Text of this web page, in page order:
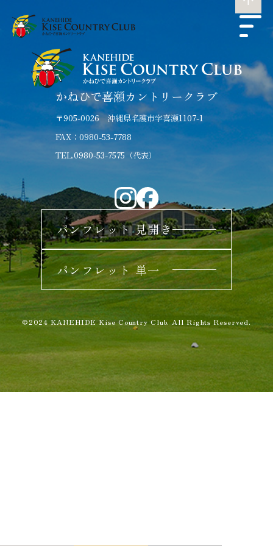
かねひで喜瀬カントリークラブ
〒905-0026 沖縄県名護市字喜瀬1107-1
FAX：0980-53-7788
TEL.0980-53-7575（代表）
パンフレット 見開き
パンフレット 単一
©2024 KANEHIDE Kise Country Club. All Rights Reserved.